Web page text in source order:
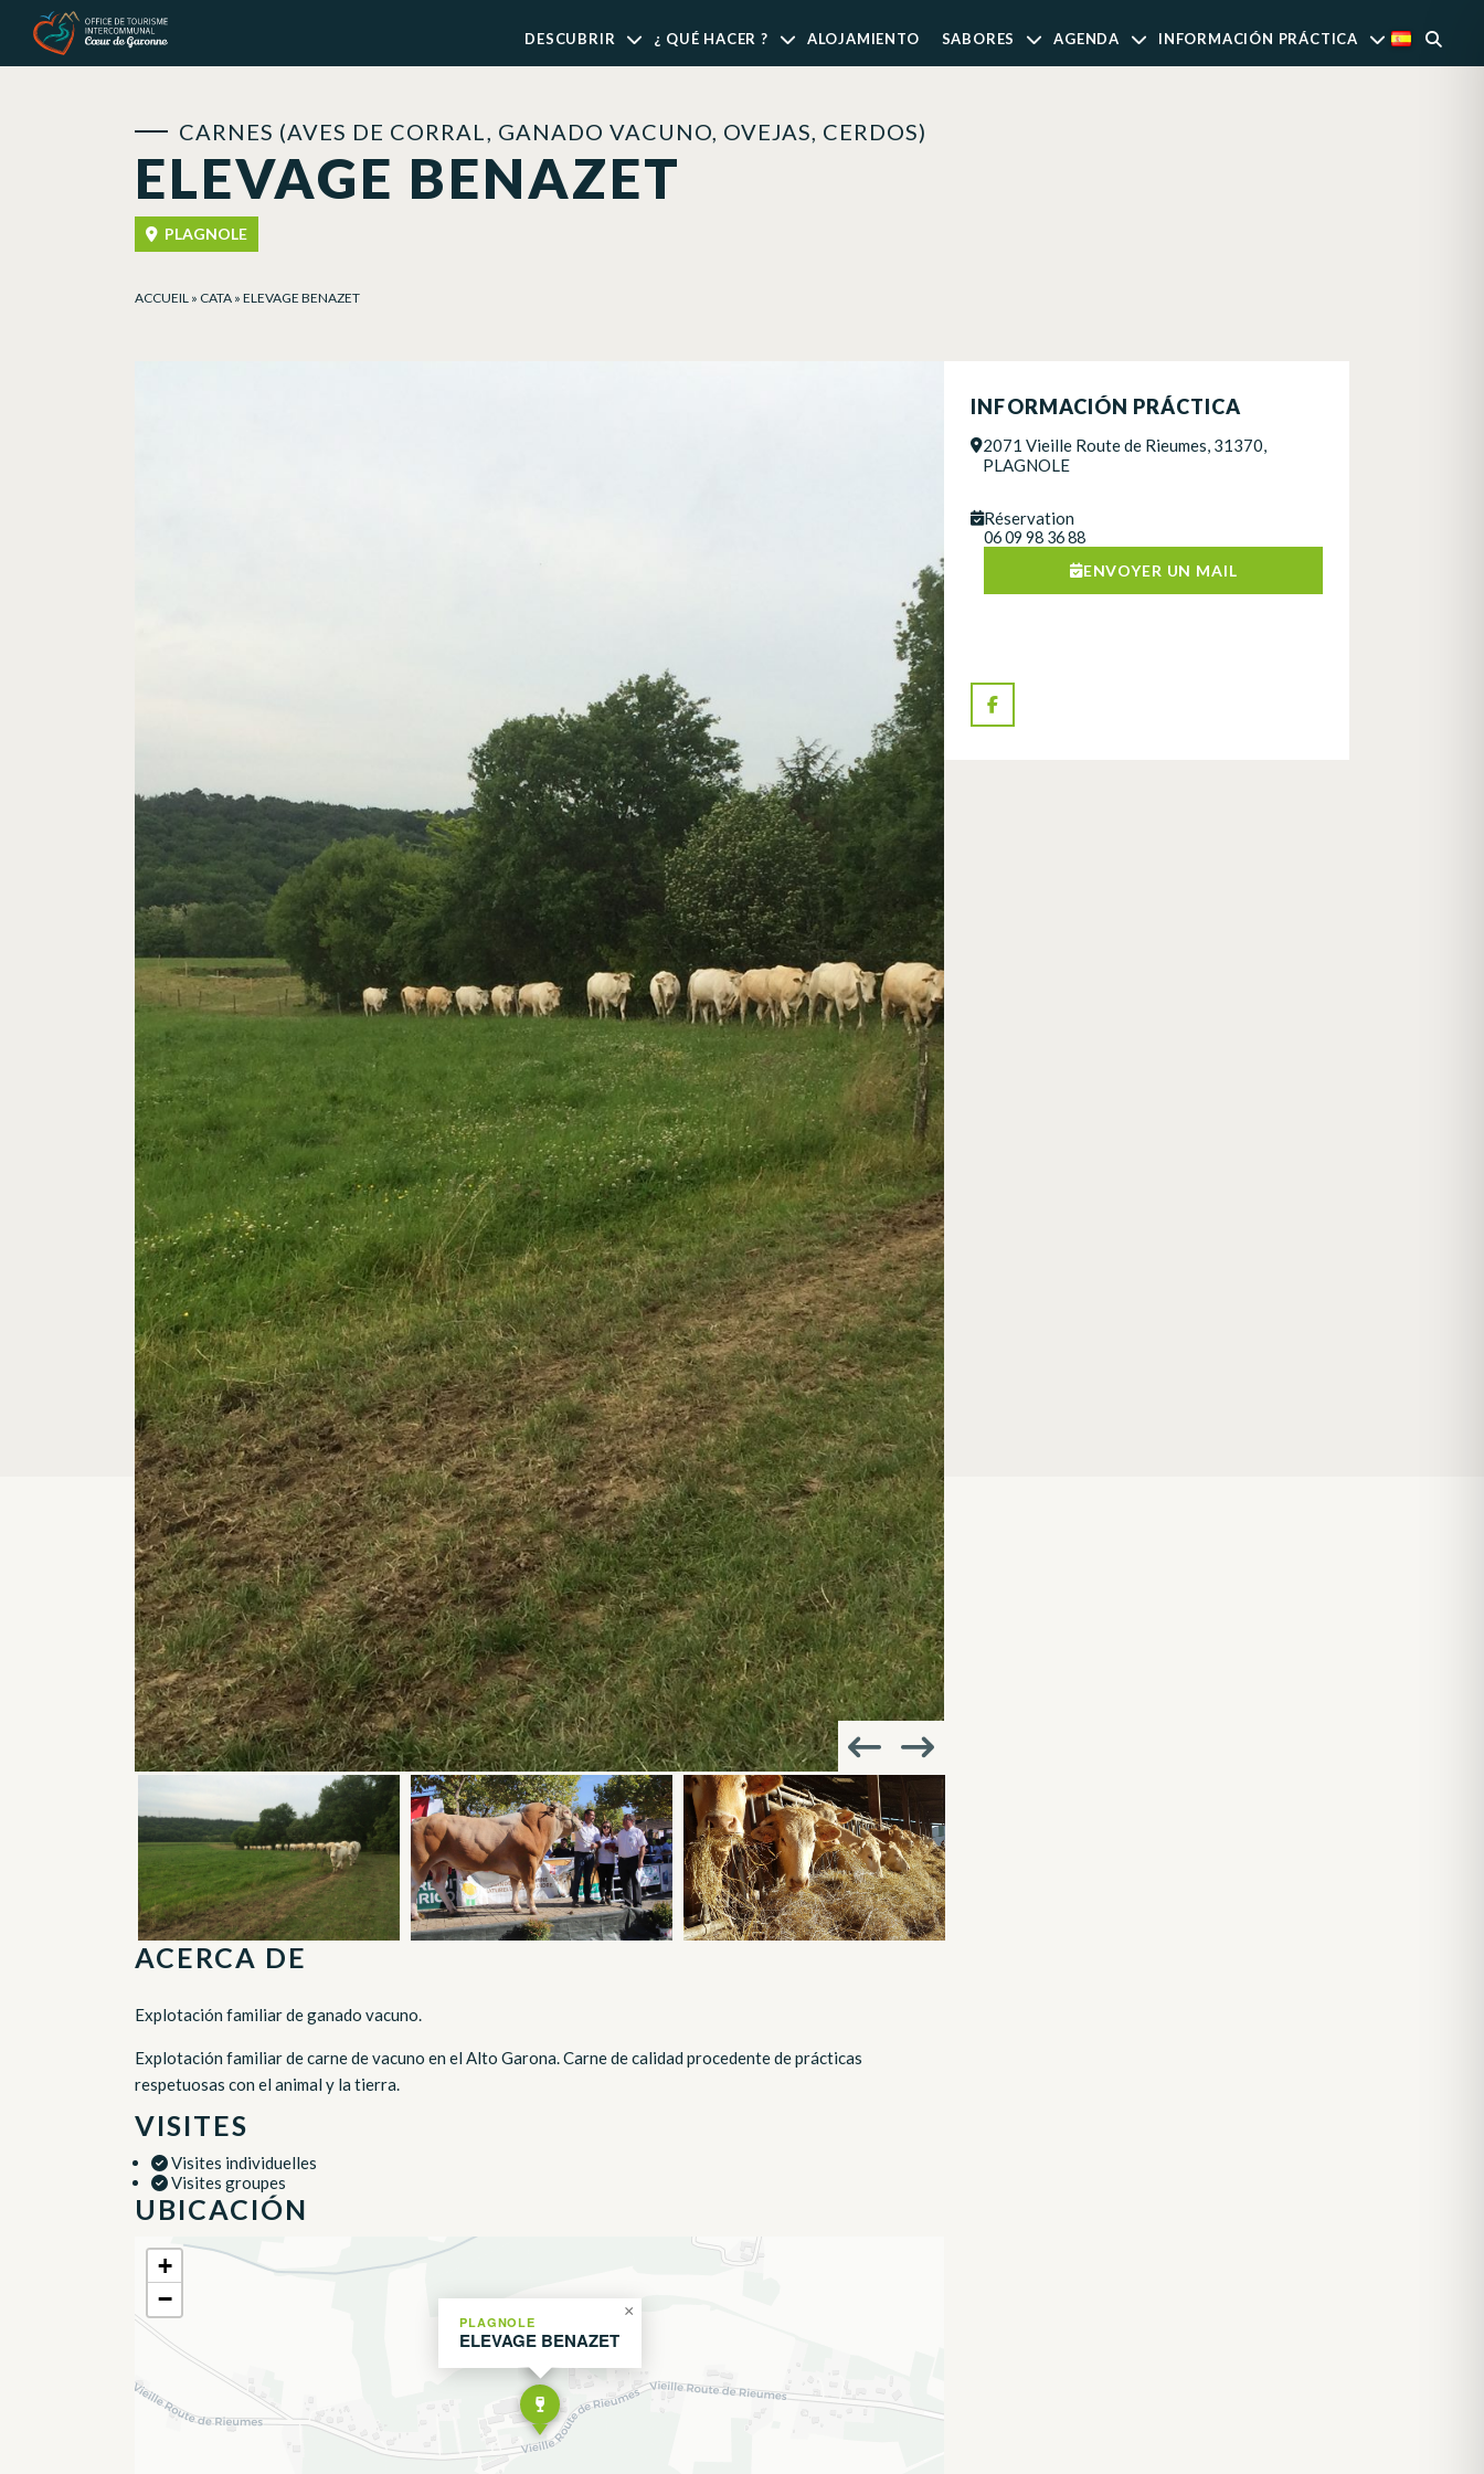
DESCUBRIR ¿ QUÉ HACER ? ALOJAMIENTO SABORES AGENDA INFORMACIÓN PRÁCTICA
ELEVAGE BENAZET
CARNES (AVES DE CORRAL, GANADO VACUNO, OVEJAS, CERDOS)
PLAGNOLE
ACCUEIL » CATA » ELEVAGE BENAZET
ACERCA DE
Explotación familiar de ganado vacuno.
Explotación familiar de carne de vacuno en el Alto Garona. Carne de calidad procedente de prácticas
respetuosas con el animal y la tierra.
VISITES
Visites individuelles
Visites groupes
UBICACIÓN
PLAGNOLE
ELEVAGE BENAZET
×
+
−
INFORMACIÓN PRÁCTICA
2071 Vieille Route de Rieumes, 31370,
PLAGNOLE
Réservation
06 09 98 36 88
ENVOYER UN MAIL
Panel de gestión de cookies